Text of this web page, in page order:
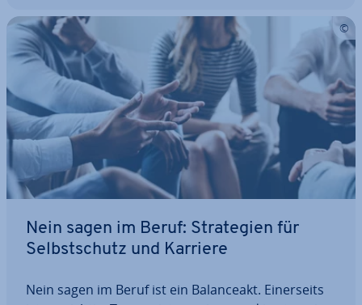
Nein sagen im Beruf: Stra­te­gien für
Selbst­schutz und Karriere
Nein sagen im Beruf ist ein Ba­lan­ce­akt. Ei­ner­seits